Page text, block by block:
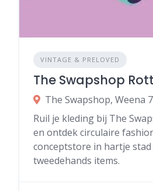
VINTAGE & PRELOVED
The Swapshop
The Swapshop, Weena
Ruil je kleding bij The
en ontdek circulaire
conceptstore in hartje
tweedehands items.